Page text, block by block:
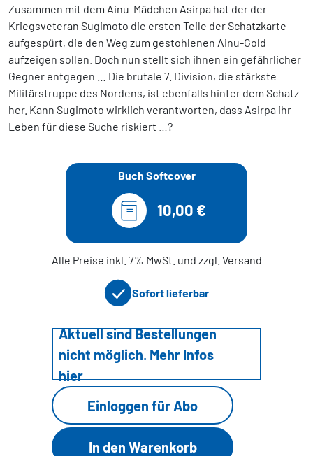
Zusammen mit dem Ainu-Mädchen Asirpa hat der der
Kriegsveteran Sugimoto die ersten Teile der Schatzkarte
aufgespürt, die den Weg zum gestohlenen Ainu-Gold
aufzeigen sollen. Doch nun stellt sich ihnen ein gefährlicher
Gegner entgegen … Die brutale 7. Division, die stärkste
Militärstruppe des Nordens, ist ebenfalls hinter dem Schatz
her. Kann Sugimoto wirklich verantworten, dass Asirpa ihr
Leben für diese Suche riskiert …?
Buch Softcover
10,00 €
Alle Preise inkl. 7% MwSt. und zzgl. Versand
Sofort lieferbar
Aktuell sind Bestellungen
nicht möglich. Mehr Infos
hier
Einloggen für Abo